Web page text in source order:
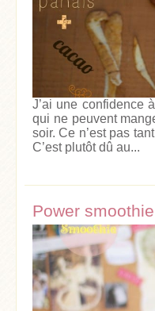
J’ai une confidence
qui ne peuvent
soir. Ce n’est pas
C’est plutôt dû au...
Power smoothie